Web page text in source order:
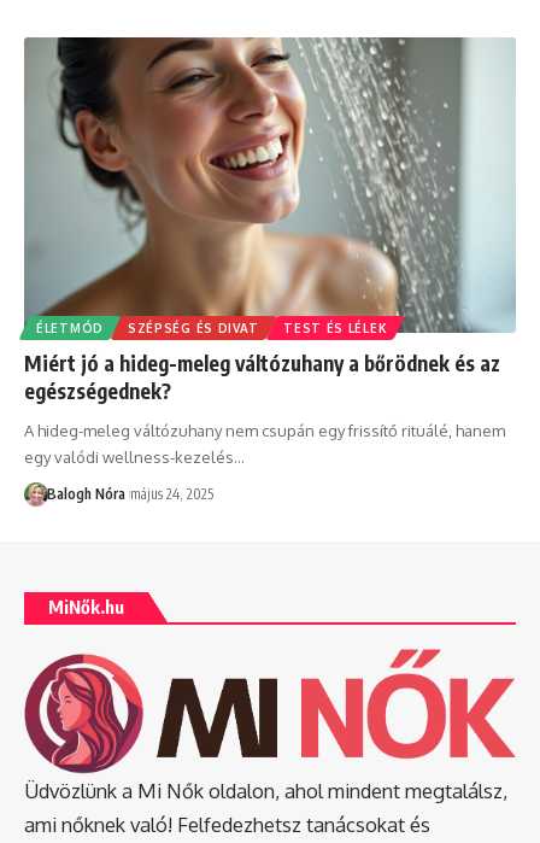
ÉLETMÓD SZÉPSÉG ÉS DIVAT TEST ÉS LÉLEK
Miért jó a hideg-meleg váltózuhany a bőrödnek és az
egészségednek?
A hideg-meleg váltózuhany nem csupán egy frissítő rituálé, hanem
egy valódi wellness-kezelés…
Balogh Nóra május 24, 2025
MiNők.hu
Üdvözlünk a Mi Nők oldalon, ahol mindent megtalálsz,
ami nőknek való! Felfedezhetsz tanácsokat és